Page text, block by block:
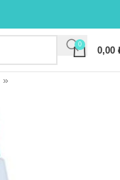
0
0,00
»